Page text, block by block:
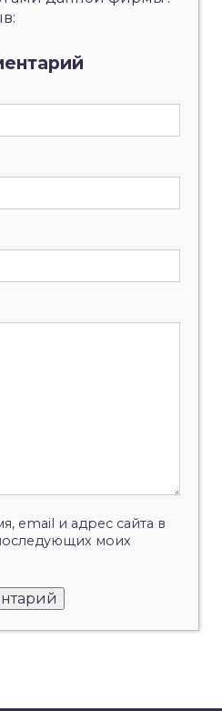
email и адрес сайта в
моих